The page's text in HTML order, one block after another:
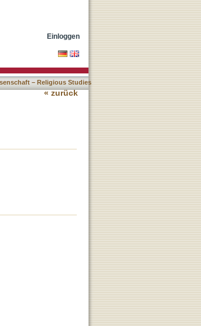
Einloggen
– Religious Studies
« zurück